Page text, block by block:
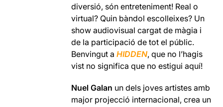
diversió, són entreteniment! Real o
virtual? Quin bàndol escolleixes? Un
show audiovisual cargat de màgia i
de la participació de tot el públic.
Benvingut a HIDDEN, que no l’hagis
vist no significa que no estigui aquí!
Nuel Galan un dels joves artistes amb
major projecció internacional, crea un